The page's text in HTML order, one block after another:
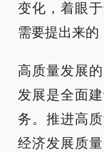
变化，着眼
需要提出来的
高质量发展
发展是全面
务。推进高
经济发展质